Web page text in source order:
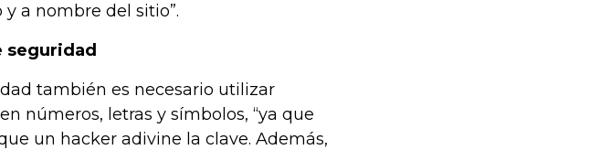
y a nombre del sitio”.
seguridad
también es necesario utilizar
números, letras y símbolos, “ya que
un hacker adivine la clave. Además,